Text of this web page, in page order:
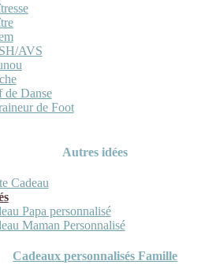
AVS
de Danse
de Foot
Autres idées
Cadeau
Papa personnalisé
Maman Personnalisé
Cadeaux personnalisés Famille